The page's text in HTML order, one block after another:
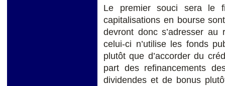
Le premier souci sera le
capitalisations en bourse
devront donc s’adresser
celui-ci n’utilise les fonds
plutôt que d’accorder du
part des refinancements
dividendes et de bonus